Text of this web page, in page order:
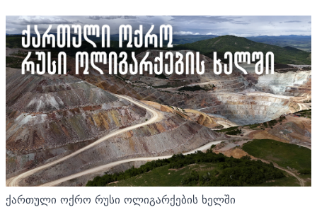
ქართული ოქრო რუსი ოლიგარქების ხელში